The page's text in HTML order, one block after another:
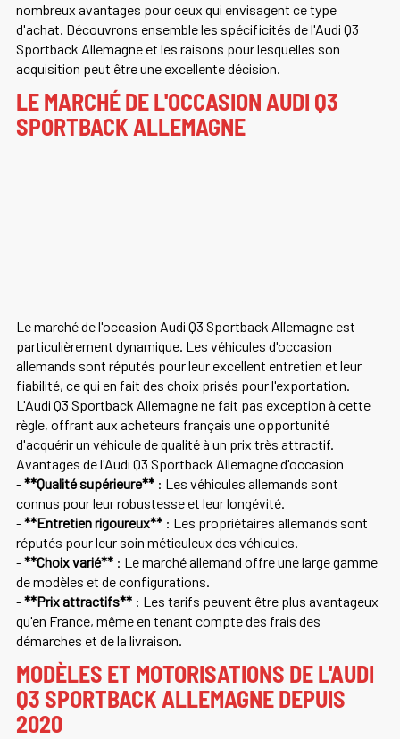
nombreux avantages pour ceux qui envisagent ce type
d'achat. Découvrons ensemble les spécificités de l'Audi Q3
Sportback Allemagne et les raisons pour lesquelles son
acquisition peut être une excellente décision.
LE MARCHÉ DE L'OCCASION AUDI Q3
SPORTBACK ALLEMAGNE
Le marché de l'occasion Audi Q3 Sportback Allemagne est
particulièrement dynamique. Les véhicules d'occasion
allemands sont réputés pour leur excellent entretien et leur
fiabilité, ce qui en fait des choix prisés pour l'exportation.
L'Audi Q3 Sportback Allemagne ne fait pas exception à cette
règle, offrant aux acheteurs français une opportunité
d'acquérir un véhicule de qualité à un prix très attractif.
Avantages de l'Audi Q3 Sportback Allemagne d'occasion
-**Qualité supérieure**: Les véhicules allemands sont
connus pour leur robustesse et leur longévité.
-**Entretien rigoureux**: Les propriétaires allemands sont
réputés pour leur soin méticuleux des véhicules.
-**Choix varié**: Le marché allemand offre une large gamme
de modèles et de configurations.
-**Prix attractifs**: Les tarifs peuvent être plus avantageux
qu'en France, même en tenant compte des frais des
démarches et de la livraison.
MODÈLES ET MOTORISATIONS DE L'AUDI
Q3 SPORTBACK ALLEMAGNE DEPUIS
2020